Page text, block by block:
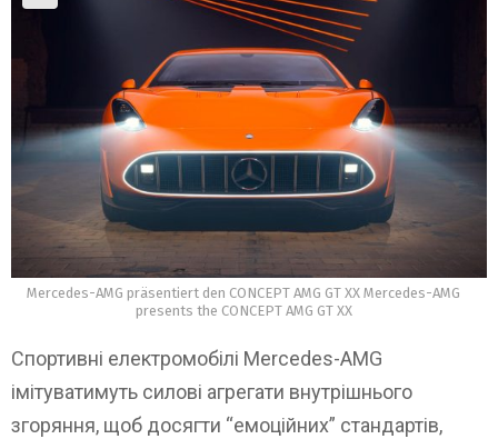
Mercedes-AMG präsentiert den CONCEPT AMG GT XX Mercedes-AMG
presents the CONCEPT AMG GT XX
Спортивні електромобілі Mercedes-AMG
імітуватимуть силові агрегати внутрішнього
згоряння, щоб досягти “емоційних” стандартів,